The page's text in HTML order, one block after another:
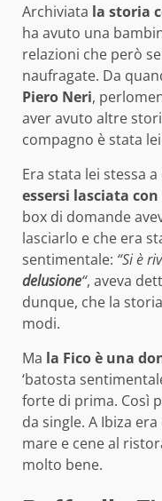
Archiviata la storia
ha avuto una
relazioni che però
naufragate. Da
Piero Neri,
aver avuto altre
compagno è stata
Era stata lei stessa
essersi lasciata
box di domande
lasciarlo e che era
sentimentale: “Si è
delusione“, aveva
dunque, che la
modi.
Ma la Fico è una
‘batosta
forte di prima. Così
da single. A Ibiza
mare e cene al
molto bene.